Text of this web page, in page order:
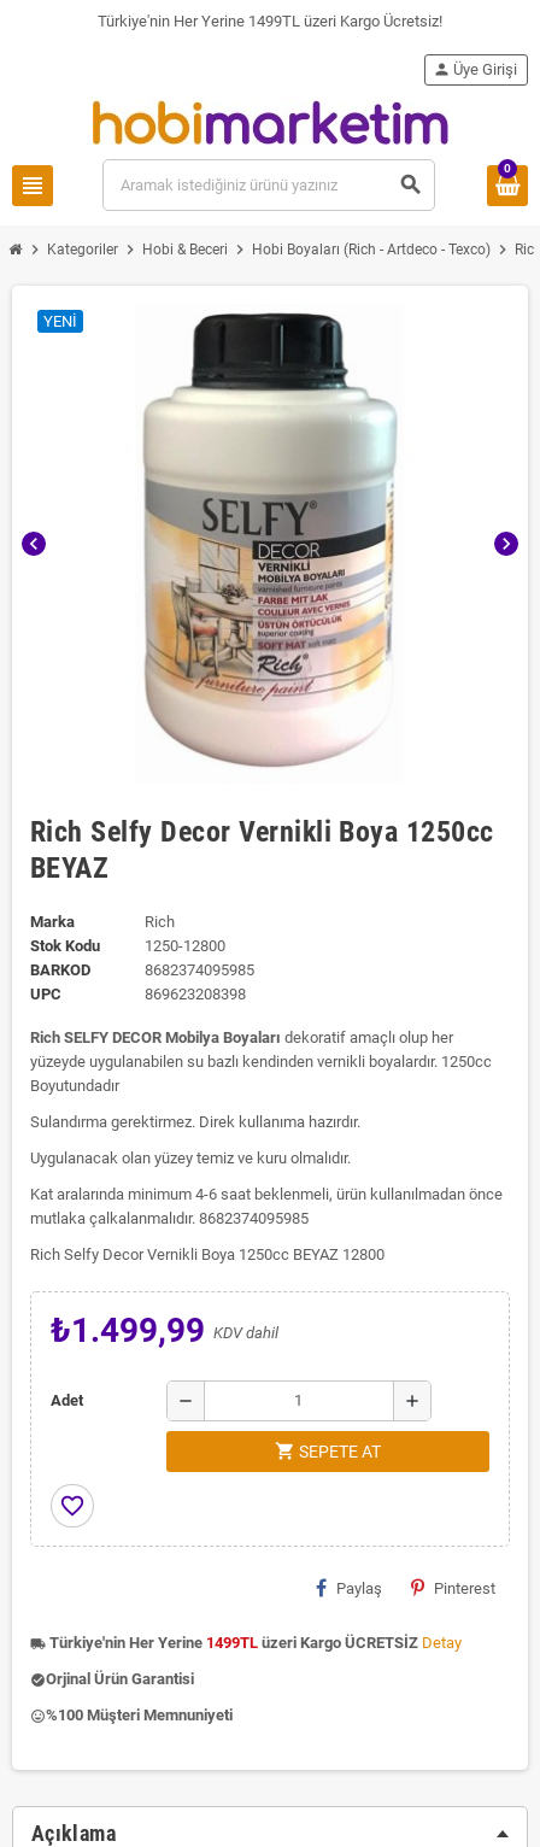
Türkiye'nin Her Yerine 1499TL üzeri Kargo Ücretsiz!
view_headline search
person Üye Girişi
0
chevron_right Kategoriler chevron_right Hobi & Beceri chevron_right Hobi Boyaları (Rich - Artdeco - Texco) chevron_right
chevron_left chevron_right
YENI
Rich Selfy Decor Vernikli Boya 1250cc
BEYAZ
Marka
Rich
Stok Kodu
1250-12800
BARKOD
8682374095985
UPC
869623208398
Rich SELFY DECOR Mobilya Boyaları dekoratif amaçlı olup her
yüzeyde uygulanabilen su bazlı kendinden vernikli boyalardır. 1250cc
Boyutundadır
Sulandırma gerektirmez. Direk kullanıma hazırdır.
Uygulanacak olan yüzey temiz ve kuru olmalıdır.
Kat aralarında minimum 4-6 saat beklenmeli, ürün kullanılmadan önce
mutlaka çalkalanmalıdır. 8682374095985
Rich Selfy Decor Vernikli Boya 1250cc BEYAZ 12800
₺1.499,99 KDV dahil
Adet remove add
shopping_cart SEPETE AT
favorite_border
Paylaş Pinterest
local_shipping Türkiye'nin Her Yerine 1499TL üzeri Kargo ÜCRETSİZ Detay
check_circleOrjinal Ürün Garantisi
insert_emoticon%100 Müşteri Memnuniyeti
Açıklama